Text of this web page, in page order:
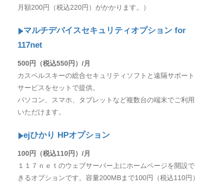
月額200円（税込220円）がかかります。）
マルチデバイスセキュリティオプション for
117net
500円（税込550円）/月
カスペルスキーの総合セキュリティソフトと遠隔サポート
サービスをセットで提供。
パソコン、スマホ、タブレットなど複数台の端末でご利用
いただけます。
ejひかり HPオプション
100円（税込110円）/月
１１７ｎｅｔのウェブサーバー上にホームページを開設で
きるオプションです。容量200MBまで100円（税込110円）